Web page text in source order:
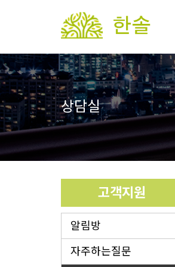
상담실
고객지원
알림방
자주하는질문